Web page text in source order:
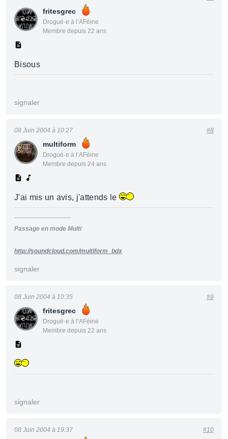
fritesgrec
Drogué·e à l’AFéine
Membre depuis 22 ans
Bisous
signaler
multiform
Drogué·e à l’AFéine
Membre depuis 24 ans
08 Juin 2004 à 10:27 #8
J'ai mis un avis, j'attends le
----------------------------
Passage en mode Multi
http://soundcloud.com/multiform_bdx
signaler
fritesgrec
Drogué·e à l’AFéine
Membre depuis 22 ans
08 Juin 2004 à 10:35 #9
signaler
08 Juin 2004 à 19:37 #10